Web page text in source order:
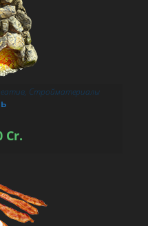
, Стройматериалы
Cr.